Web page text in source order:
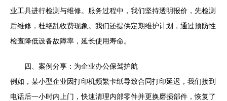
业工具进行检测与维修。服务过程中，我们坚持透明报价，先检测
后维修，杜绝乱收费现象。我们还提供定期维护计划，通过预防性
检查降低设备故障率，延长使用寿命。
四、案例分享：为企业办公保驾护航
例如，某小型企业因打印机频繁卡纸导致合同打印延迟，我们接到
电话后一小时内上门，快速清理内部零件并更换磨损部件，恢复了